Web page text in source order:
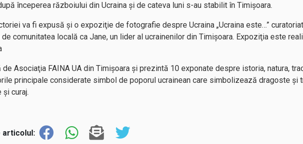
începerea războiului din Ucraina şi de cateva luni s-au stabilit în Timişoara.
va fi expusă şi o expoziţie de fotografie despre Ucraina „Ucraina este…”
comunitatea locală ca Jane, un lider al ucrainenilor din Timişoara. Expoziţia este
Asociaţia FAINA UA din Timişoara şi prezintă 10 exponate despre istoria, natura,
principale considerate simbol de poporul ucrainean care simbolizează dragoste şi
şi curaj.
articolul: